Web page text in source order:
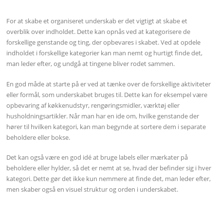
For at skabe et organiseret underskab er det vigtigt at skabe et
overblik over indholdet. Dette kan opnås ved at kategorisere de
forskellige genstande og ting, der opbevares i skabet. Ved at opdele
indholdet i forskellige kategorier kan man nemt og hurtigt finde det,
man leder efter, og undgå at tingene bliver rodet sammen.
En god måde at starte på er ved at tænke over de forskellige aktiviteter
eller formål, som underskabet bruges til. Dette kan for eksempel være
opbevaring af køkkenudstyr, rengøringsmidler, værktøj eller
husholdningsartikler. Når man har en ide om, hvilke genstande der
hører til hvilken kategori, kan man begynde at sortere dem i separate
beholdere eller bokse.
Det kan også være en god idé at bruge labels eller mærkater på
beholdere eller hylder, så det er nemt at se, hvad der befinder sig i hver
kategori. Dette gør det ikke kun nemmere at finde det, man leder efter,
men skaber også en visuel struktur og orden i underskabet.